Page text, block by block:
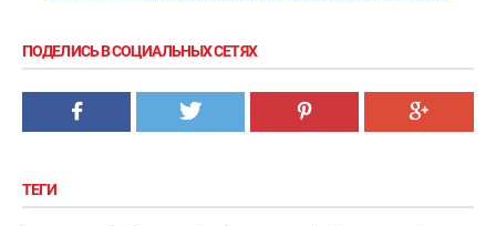
ПОДЕЛИСЬ В СОЦИАЛЬНЫХ СЕТЯХ
ТЕГИ